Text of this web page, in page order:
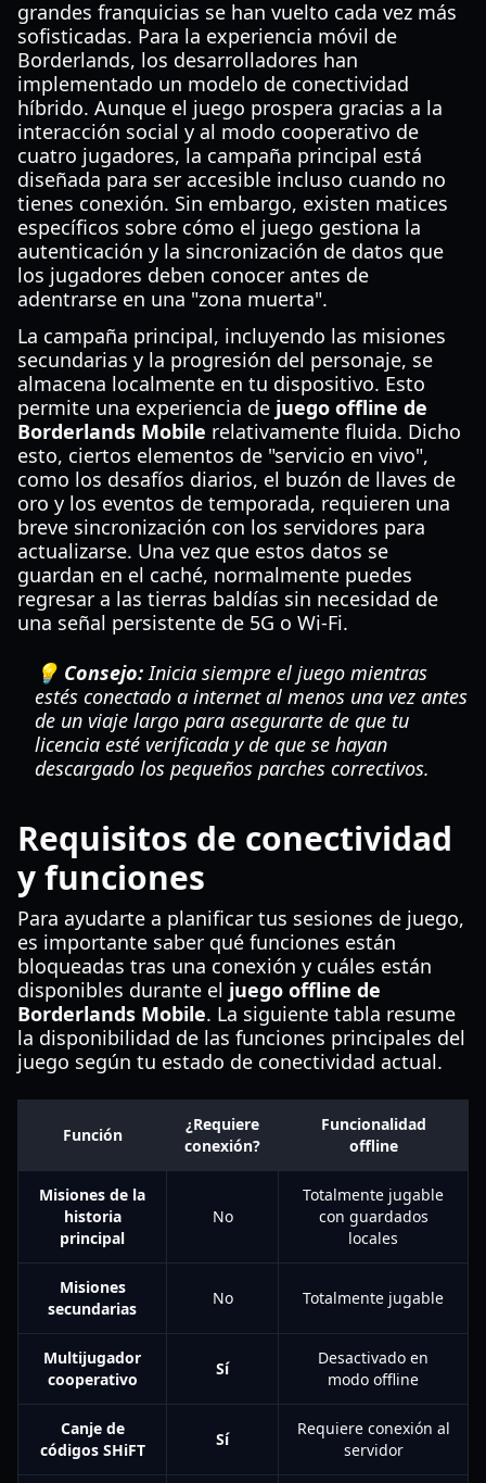
grandes franquicias se han vuelto cada vez más
sofisticadas. Para la experiencia móvil de
Borderlands, los desarrolladores han
implementado un modelo de conectividad
híbrido. Aunque el juego prospera gracias a la
interacción social y al modo cooperativo de
cuatro jugadores, la campaña principal está
diseñada para ser accesible incluso cuando no
tienes conexión. Sin embargo, existen matices
específicos sobre cómo el juego gestiona la
autenticación y la sincronización de datos que
los jugadores deben conocer antes de
adentrarse en una "zona muerta".
La campaña principal, incluyendo las misiones
secundarias y la progresión del personaje, se
almacena localmente en tu dispositivo. Esto
permite una experiencia de juego offline de
Borderlands Mobile relativamente fluida. Dicho
esto, ciertos elementos de "servicio en vivo",
como los desafíos diarios, el buzón de llaves de
oro y los eventos de temporada, requieren una
breve sincronización con los servidores para
actualizarse. Una vez que estos datos se
guardan en el caché, normalmente puedes
regresar a las tierras baldías sin necesidad de
una señal persistente de 5G o Wi-Fi.
💡 Consejo:Inicia siempre el juego mientras
estés conectado a internet al menos una vez antes
de un viaje largo para asegurarte de que tu
licencia esté verificada y de que se hayan
descargado los pequeños parches correctivos.
Requisitos de conectividad
y funciones
Para ayudarte a planificar tus sesiones de juego,
es importante saber qué funciones están
bloqueadas tras una conexión y cuáles están
disponibles durante el juego offline de
Borderlands Mobile. La siguiente tabla resume
la disponibilidad de las funciones principales del
juego según tu estado de conectividad actual.
Función
¿Requiere
conexión?
Funcionalidad
offline
Misiones de la
historia
principal
No
Totalmente jugable
con guardados
locales
Misiones
secundarias
No Totalmente jugable
Multijugador
cooperativo
Sí
Desactivado en
modo offline
Canje de
códigos SHiFT
Sí
Requiere conexión al
servidor